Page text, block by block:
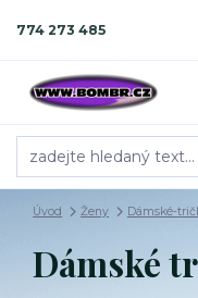
774 273 485
Úvod Ženy Dámské-
Dámské